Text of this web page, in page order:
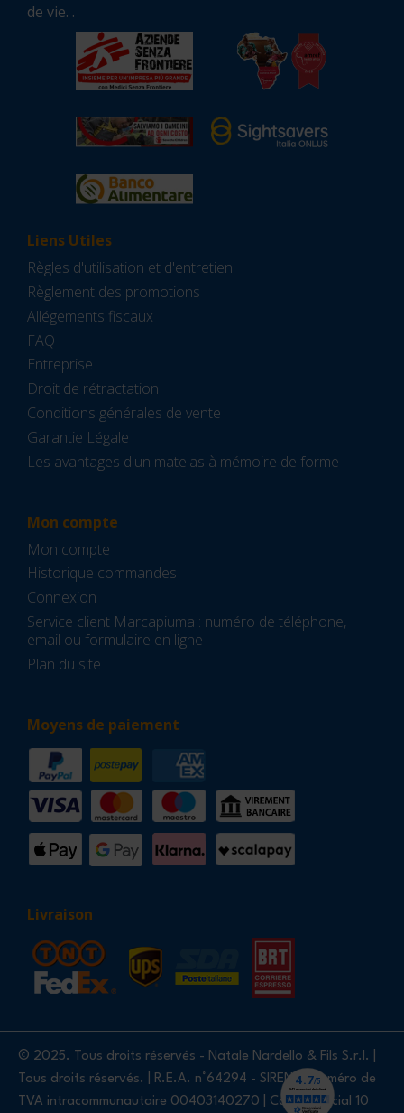
de vie. .
Liens Utiles
Règles d'utilisation et d'entretien
Règlement des promotions
Allégements fiscaux
FAQ
Entreprise
Droit de rétractation
Conditions générales de vente
Garantie Légale
Les avantages d'un matelas à mémoire de forme
Mon compte
Mon compte
Historique commandes
Connexion
Service client Marcapiuma : numéro de téléphone,
email ou formulaire en ligne
Plan du site
Moyens de paiement
Livraison
© 2025. Tous droits réservés - Natale Nardello & Fils S.r.l. |
Tous droits réservés. | R.E.A. n°64294 - SIREN et numéro de
TVA intracommunautaire 00403140270 | Capital social 10